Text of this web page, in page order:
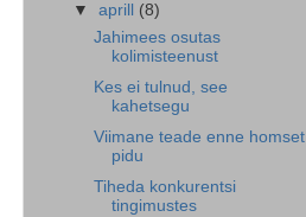
▼aprill (8)
Jahimees osutas
kolimisteenust
Kes ei tulnud, see
kahetsegu
Viimane teade enne homset
pidu
Tiheda konkurentsi
tingimustes